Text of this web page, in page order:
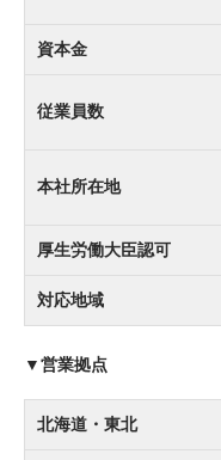
資本金
従業員数
本社所在地
厚生労働大臣認可
対応地域
▼営業拠点
北海道・東北